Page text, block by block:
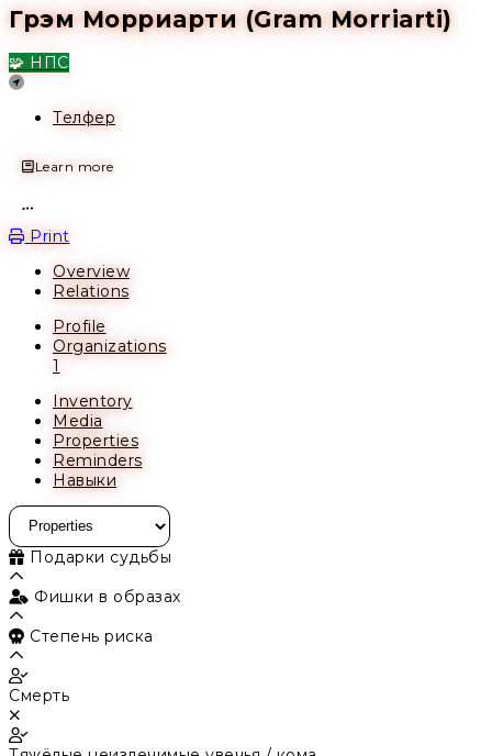
Грэм Морриарти (Gram Morriarti)
🧩 НПС
Location
Телфер
Learn more
Print
Overview
Relations
Profile
Organizations
1
Inventory
Media
Properties
Reminders
Навыки
Подарки судьбы
Фишки в образах
Степень риска
Смерть